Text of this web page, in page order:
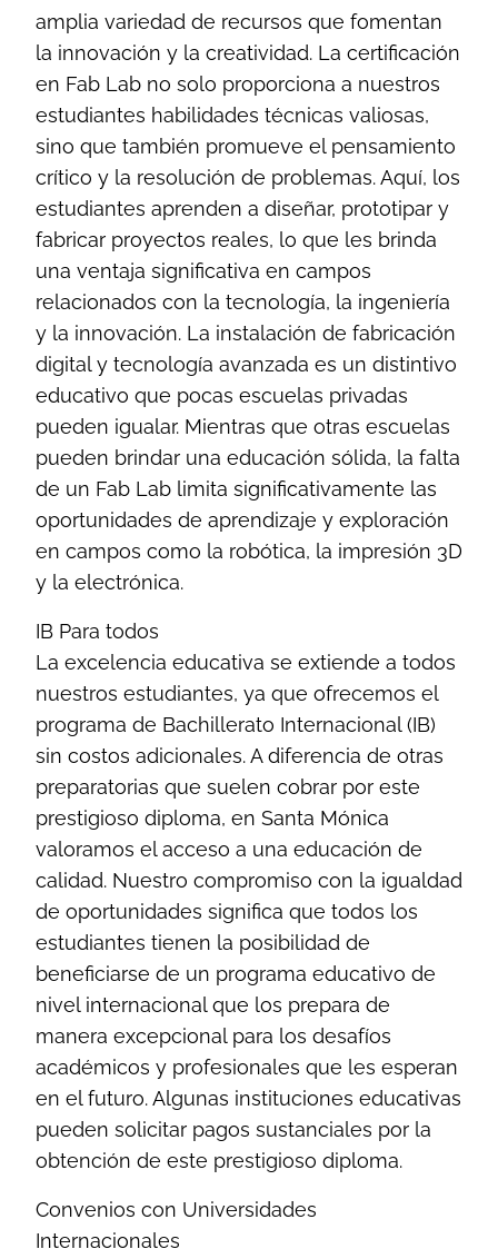
amplia variedad de recursos que fomentan
la innovación y la creatividad. La certificación
en Fab Lab no solo proporciona a nuestros
estudiantes habilidades técnicas valiosas,
sino que también promueve el pensamiento
crítico y la resolución de problemas. Aquí, los
estudiantes aprenden a diseñar, prototipar y
fabricar proyectos reales, lo que les brinda
una ventaja significativa en campos
relacionados con la tecnología, la ingeniería
y la innovación. La instalación de fabricación
digital y tecnología avanzada es un distintivo
educativo que pocas escuelas privadas
pueden igualar. Mientras que otras escuelas
pueden brindar una educación sólida, la falta
de un Fab Lab limita significativamente las
oportunidades de aprendizaje y exploración
en campos como la robótica, la impresión 3D
y la electrónica.
IB Para todos
La excelencia educativa se extiende a todos
nuestros estudiantes, ya que ofrecemos el
programa de Bachillerato Internacional (IB)
sin costos adicionales. A diferencia de otras
preparatorias que suelen cobrar por este
prestigioso diploma, en Santa Mónica
valoramos el acceso a una educación de
calidad. Nuestro compromiso con la igualdad
de oportunidades significa que todos los
estudiantes tienen la posibilidad de
beneficiarse de un programa educativo de
nivel internacional que los prepara de
manera excepcional para los desafíos
académicos y profesionales que les esperan
en el futuro. Algunas instituciones educativas
pueden solicitar pagos sustanciales por la
obtención de este prestigioso diploma.
Convenios con Universidades
Internacionales